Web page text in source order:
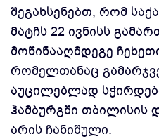
შეგახსენებთ, რომ
მატჩს 22 ივნისს
მოწინააღმდეგე
რომელთანაც
აუცილებლად
ჰამბურგში თბილისის
არის ჩანიშული.